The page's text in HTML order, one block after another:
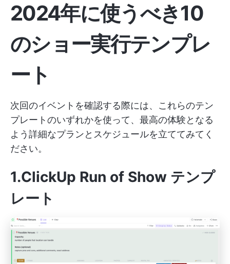
2024年に使うべき10
のショー実行テンプレ
ート
次回のイベントを確認する際には、これらのテン
プレートのいずれかを使って、最高の体験となる
よう詳細なプランとスケジュールを立ててみてく
ださい。
1.ClickUp Run of Show テンプ
レート